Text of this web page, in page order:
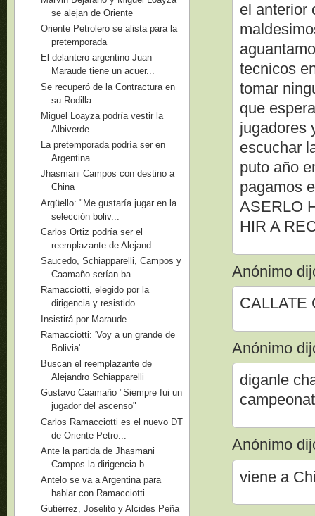
el anterior
tecnicos
tomar
que
jugadores
escuchar
puto año
pagamos
ASERLO
HIR A
Anónimo
CALLATE
Anónimo
diganle
Anónimo
viene a
se alejan de Oriente
Oriente Petrolero se alista para la
pretemporada
El delantero argentino Juan
Maraude tiene un acuer...
Se recuperó de la Contractura en
su Rodilla
Miguel Loayza podría vestir la
Albiverde
La pretemporada podría ser en
Argentina
Jhasmani Campos con destino a
China
Argüello: "Me gustaría jugar en la
selección boliv...
Carlos Ortiz podría ser el
reemplazante de Alejand...
Saucedo, Schiapparelli, Campos y
Caamaño serían ba...
Ramacciotti, elegido por la
dirigencia y resistido...
Insistirá por Maraude
Ramacciotti: 'Voy a un grande de
Bolivia'
Buscan el reemplazante de
Alejandro Schiapparelli
Gustavo Caamaño "Siempre fui un
jugador del ascenso"
Carlos Ramacciotti es el nuevo DT
de Oriente Petro...
Ante la partida de Jhasmani
Campos la dirigencia b...
Antelo se va a Argentina para
hablar con Ramacciotti
Gutiérrez, Joselito y Alcides Peña